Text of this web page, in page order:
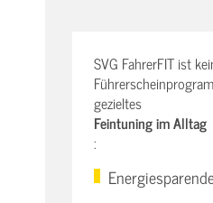
SVG FahrerFIT ist
gezieltes
Feintuning im Alltag
: